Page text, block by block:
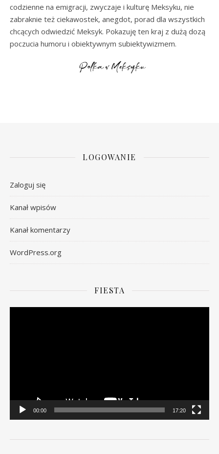
codzienne na emigracji, zwyczaje i kulturę Meksyku, nie
zabraknie też ciekawostek, anegdot, porad dla wszystkich
chcących odwiedzić Meksyk. Pokazuję ten kraj z dużą dozą
poczucia humoru i obiektywnym subiektywizmem.
LOGOWANIE
Zaloguj się
Kanał wpisów
Kanał komentarzy
WordPress.org
FIESTA
00:00 17:20